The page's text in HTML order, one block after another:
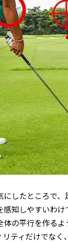
にしたところで、
感知しやすいわけ
体の平行を作るよ
リティだけでなく